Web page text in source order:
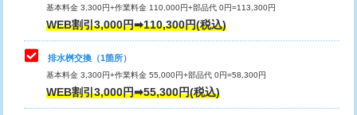
マス交換（深さ50㎝以上）
コンクリート斫り（厚さ10㎝まで）
コンクリート斫り（厚さ10㎝超え）
交換・取付（タンク）
交換・取付(単水栓（壁付・デッキ
式）)
交換・取付(混合水栓（壁付・デッキ
16,500円+材料費
基本料金 3,300円+作業料金 110,000円+部品代 0円=113,300円
WEB割引3,000円➡110,300円(税込)
排水桝交換（1箇所）
基本料金 3,300円+作業料金 55,000円+部品代 0円=58,300円
WEB割引3,000円➡55,300円(税込)